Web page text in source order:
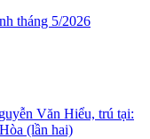
tháng 5/2026
Văn Hiểu, trú tại:
(lần hai)